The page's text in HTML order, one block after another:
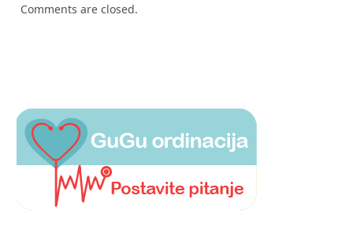
Comments are closed.